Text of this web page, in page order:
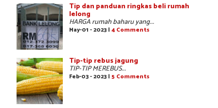
Tip dan panduan ringkas beli rumah
lelong
HARGA rumah baharu yang...
May-01 - 2023 | 4 Comments
Tip-tip rebus jagung
TIP-TIP MEREBUS...
Feb-03 - 2023 | 5 Comments